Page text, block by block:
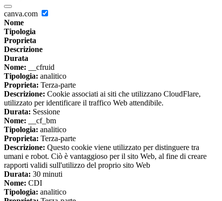
canva.com
Nome
Tipologia
Proprieta
Descrizione
Durata
Nome: __cfruid
Tipologia: analitico
Proprieta: Terza-parte
Descrizione: Cookie associati ai siti che utilizzano CloudFlare,
utilizzato per identificare il traffico Web attendibile.
Durata: Sessione
Nome: __cf_bm
Tipologia: analitico
Proprieta: Terza-parte
Descrizione: Questo cookie viene utilizzato per distinguere tra
umani e robot. Ciò è vantaggioso per il sito Web, al fine di creare
rapporti validi sull'utilizzo del proprio sito Web
Durata: 30 minuti
Nome: CDI
Tipologia: analitico